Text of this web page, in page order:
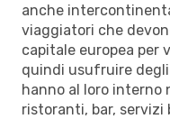
anche
viaggiatori che
capitale europea per
quindi usufruire
hanno al loro interno
ristoranti, bar, servizi